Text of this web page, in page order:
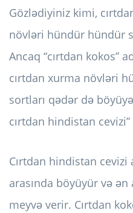
Gözlədiyiniz kimi,
növləri hündür hündür
Ancaq “cırtdan kokos”
cırtdan xurma növləri
sortları qədər də
cırtdan hindistan
Cırtdan hindistan cevizi
arasında böyüyür və ən
meyvə verir. Cırtdan